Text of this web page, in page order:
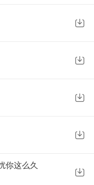
你这么久